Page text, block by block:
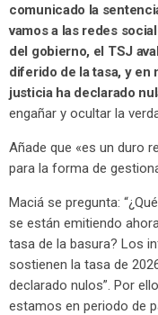
comunicado la
vamos a las redes
del gobierno, el TSJ
diferido de la tasa, y en
justicia ha declarado
engañar y ocultar la
Añade que «es un duro
para la forma de
Maciá se pregunta:
se están emitiendo
tasa de la basura? Los
sostienen la tasa de
declarado nulos”. Por
estamos en periodo de